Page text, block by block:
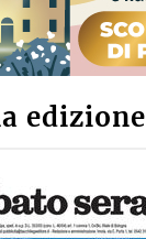
edizione